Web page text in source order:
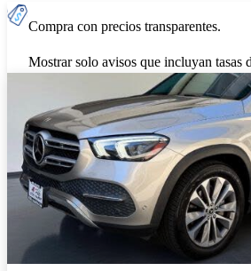
Compra con precios transparentes.
Mostrar solo avisos que incluyan tasas